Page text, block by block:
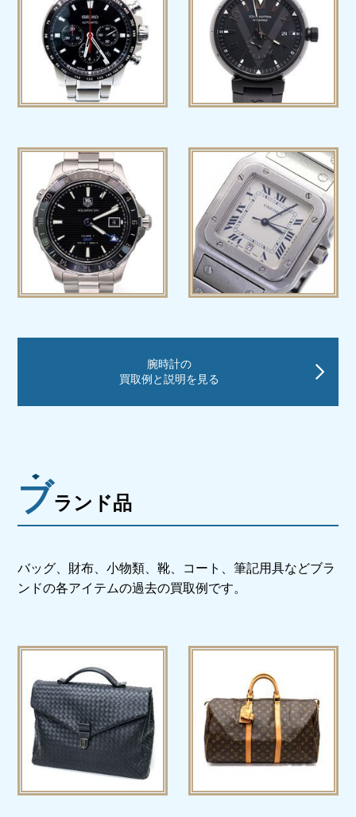
腕時計の
買取例と説明を見る
ブランド品
バッグ、財布、小物類、靴、コート、筆記用具などブラ
ンドの各アイテムの過去の買取例です。